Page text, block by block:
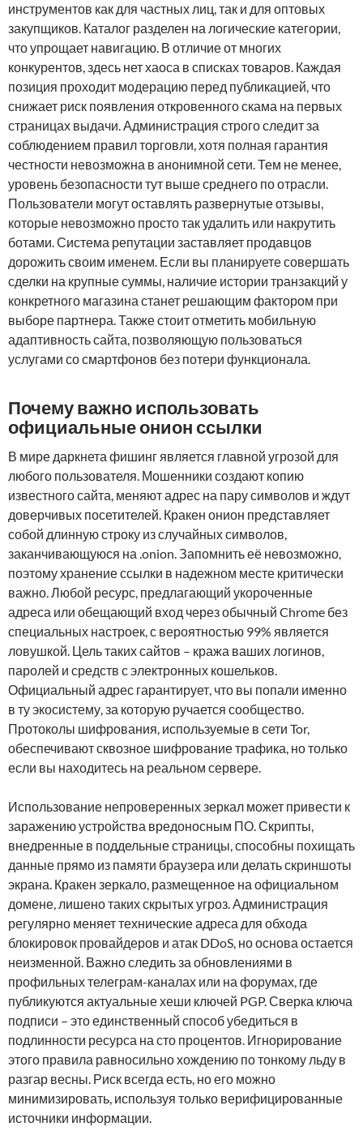
инструментов как для частных лиц, так и для оптовых
закупщиков. Каталог разделен на логические категории,
что упрощает навигацию. В отличие от многих
конкурентов, здесь нет хаоса в списках товаров. Каждая
позиция проходит модерацию перед публикацией, что
снижает риск появления откровенного скама на первых
страницах выдачи. Администрация строго следит за
соблюдением правил торговли, хотя полная гарантия
честности невозможна в анонимной сети. Тем не менее,
уровень безопасности тут выше среднего по отрасли.
Пользователи могут оставлять развернутые отзывы,
которые невозможно просто так удалить или накрутить
ботами. Система репутации заставляет продавцов
дорожить своим именем. Если вы планируете совершать
сделки на крупные суммы, наличие истории транзакций у
конкретного магазина станет решающим фактором при
выборе партнера. Также стоит отметить мобильную
адаптивность сайта, позволяющую пользоваться
услугами со смартфонов без потери функционала.
Почему важно использовать
официальные онион ссылки
В мире даркнета фишинг является главной угрозой для
любого пользователя. Мошенники создают копию
известного сайта, меняют адрес на пару символов и ждут
доверчивых посетителей. Кракен онион представляет
собой длинную строку из случайных символов,
заканчивающуюся на .onion. Запомнить её невозможно,
поэтому хранение ссылки в надежном месте критически
важно. Любой ресурс, предлагающий укороченные
адреса или обещающий вход через обычный Chrome без
специальных настроек, с вероятностью 99% является
ловушкой. Цель таких сайтов – кража ваших логинов,
паролей и средств с электронных кошельков.
Официальный адрес гарантирует, что вы попали именно
в ту экосистему, за которую ручается сообщество.
Протоколы шифрования, используемые в сети Tor,
обеспечивают сквозное шифрование трафика, но только
если вы находитесь на реальном сервере.
Использование непроверенных зеркал может привести к
заражению устройства вредоносным ПО. Скрипты,
внедренные в поддельные страницы, способны похищать
данные прямо из памяти браузера или делать скриншоты
экрана. Кракен зеркало, размещенное на официальном
домене, лишено таких скрытых угроз. Администрация
регулярно меняет технические адреса для обхода
блокировок провайдеров и атак DDoS, но основа остается
неизменной. Важно следить за обновлениями в
профильных телеграм-каналах или на форумах, где
публикуются актуальные хеши ключей PGP. Сверка ключа
подписи – это единственный способ убедиться в
подлинности ресурса на сто процентов. Игнорирование
этого правила равносильно хождению по тонкому льду в
разгар весны. Риск всегда есть, но его можно
минимизировать, используя только верифицированные
источники информации.